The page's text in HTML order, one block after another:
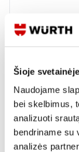
Šioje
Naudojame
bei skelbimus,
analizuoti
bendriname su
analizės
MINI VELTINIO
DISKELIAI
Žiūrėti